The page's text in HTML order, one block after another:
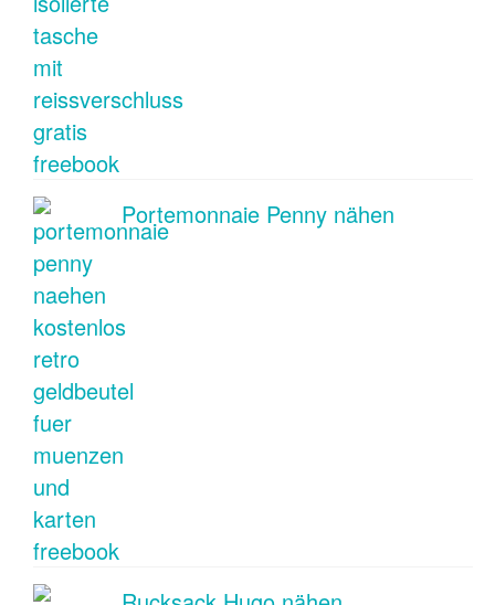
Portemonnaie Penny nähen